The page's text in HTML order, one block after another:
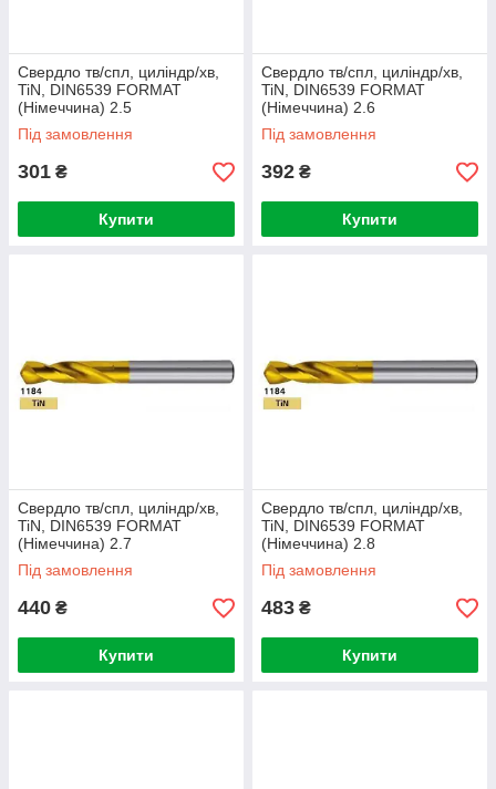
Свердло тв/спл, циліндр/хв,
TiN, DIN6539 FORMAT
(Німеччина) 2.5
Під замовлення
301 ₴
Купити
Свердло тв/спл, циліндр/хв,
TiN, DIN6539 FORMAT
(Німеччина) 2.6
Під замовлення
392 ₴
Купити
Свердло тв/спл, циліндр/хв,
TiN, DIN6539 FORMAT
(Німеччина) 2.7
Під замовлення
440 ₴
Купити
Свердло тв/спл, циліндр/хв,
TiN, DIN6539 FORMAT
(Німеччина) 2.8
Під замовлення
483 ₴
Купити